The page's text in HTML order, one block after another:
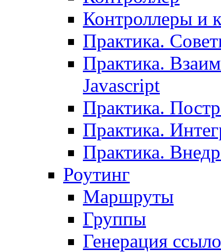
Контроллеры и
Практика.
Практика.
Javascript
Практика.
Практика.
Практика.
Роутинг
Маршруты
Группы
Генерация